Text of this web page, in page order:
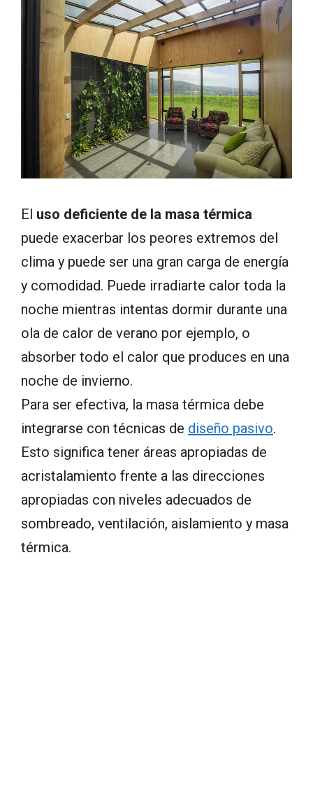
El uso deficiente de la masa térmica
puede exacerbar los peores extremos del
clima y puede ser una gran carga de energía
y comodidad. Puede irradiarte calor toda la
noche mientras intentas dormir durante una
ola de calor de verano por ejemplo, o
absorber todo el calor que produces en una
noche de invierno.
Para ser efectiva, la masa térmica debe
integrarse con técnicas de diseño pasivo.
Esto significa tener áreas apropiadas de
acristalamiento frente a las direcciones
apropiadas con niveles adecuados de
sombreado, ventilación, aislamiento y masa
térmica.